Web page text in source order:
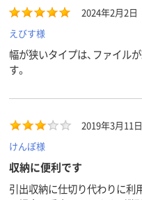
2024年2月2日
えびす様
幅が狭いタイプは、ファイル
す。
2019年3月11日
けんぽ様
収納に便利です
引出収納に仕切り代わりに利